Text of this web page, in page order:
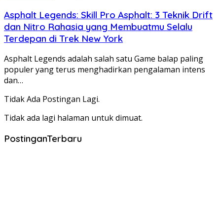
Asphalt Legends: Skill Pro Asphalt: 3 Teknik Drift
dan Nitro Rahasia yang Membuatmu Selalu
Terdepan di Trek New York
Asphalt Legends adalah salah satu Game balap paling
populer yang terus menghadirkan pengalaman intens
dan…
Tidak Ada Postingan Lagi.
Tidak ada lagi halaman untuk dimuat.
PostinganTerbaru